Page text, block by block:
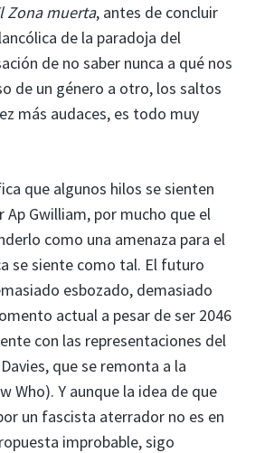
Zona muerta, antes de concluir
de la paradoja del
de no saber nunca a qué nos
de un género a otro, los saltos
más audaces, es todo muy
que algunos hilos se sienten
Gwilliam, por mucho que el
como una amenaza para el
se siente como tal. El futuro
esbozado, demasiado
actual a pesar de ser 2046
con las representaciones del
que se remonta a la
Who). Y aunque la idea de que
un fascista aterrador no es en
improbable, sigo